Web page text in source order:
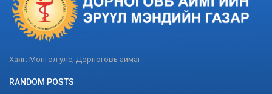
Хаяг: Монгол улс, Дорноговь аймаг
RANDOM POSTS